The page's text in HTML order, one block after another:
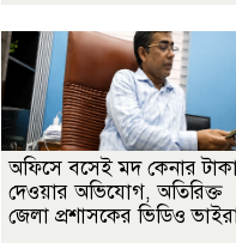
অফিসে বসেই মদ কেনার
দেওয়ার অভিযোগ, অতিরিক্ত
জেলা প্রশাসকের ভিডিও